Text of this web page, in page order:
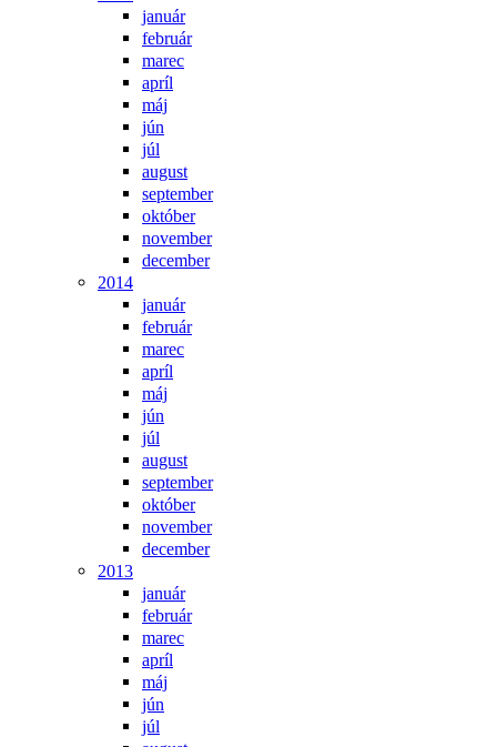
január
február
marec
apríl
máj
jún
júl
august
september
október
november
december
2014
január
február
marec
apríl
máj
jún
júl
august
september
október
november
december
2013
január
február
marec
apríl
máj
jún
júl